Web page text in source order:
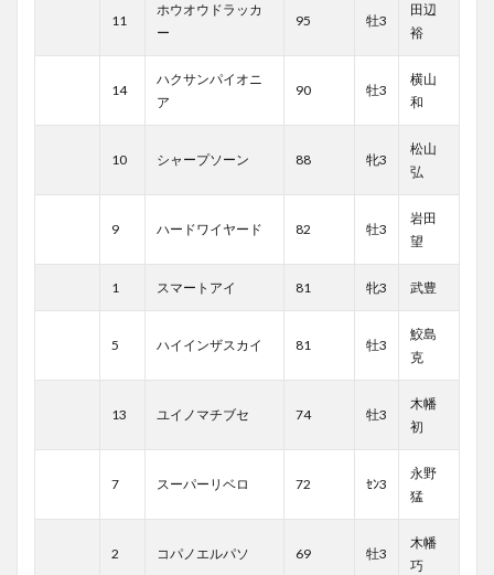
11
ホウオウドラッカ
ー
95 牡3
田辺
裕
14
ハクサンパイオニ
ア
90 牡3
横山
和
10 シャープソーン 88 牝3
松山
弘
9 ハードワイヤード 82 牡3
岩田
望
1 スマートアイ 81 牝3 武豊
5 ハイインザスカイ 81 牡3
鮫島
克
13 ユイノマチブセ 74 牡3
木幡
初
7 スーパーリベロ 72 ｾﾝ3
永野
猛
2 コパノエルパソ 69 牡3
木幡
巧